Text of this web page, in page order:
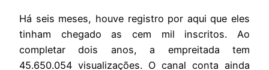
Há seis meses, houve registro por aqui que eles
tinham chegado as cem mil inscritos. Ao
completar dois anos, a empreitada tem
45.650.054 visualizações. O canal conta ainda